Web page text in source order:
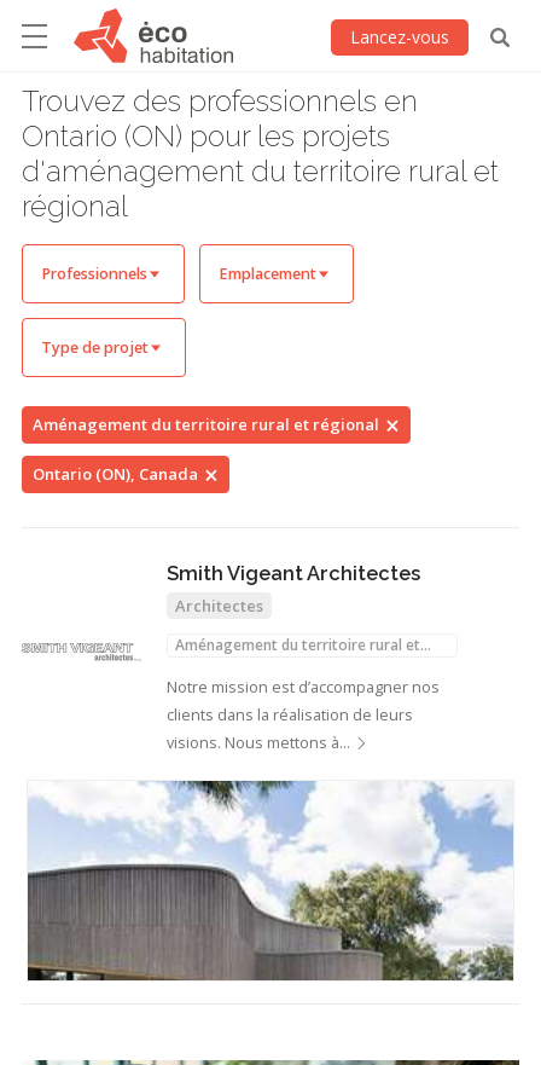
Lancez-vous
Trouvez des professionnels en
Ontario (ON) pour les projets
d'aménagement du territoire rural et
régional
Professionnels Emplacement
Type de projet
Aménagement du territoire rural et régional
Ontario (ON), Canada
Smith Vigeant Architectes
Architectes
Aménagement du territoire rural et
Notre mission est d’accompagner nos
clients dans la réalisation de leurs
visions. Nous mettons à…